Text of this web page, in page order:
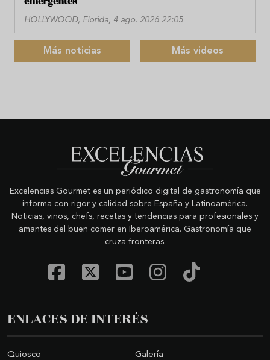
HOLLYWOOD, Florida, 4 ago. 2026 22:05
Más noticias Más videos
Excelencias Gourmet es un periódico digital de gastronomía que
informa con rigor y calidad sobre España y Latinoamérica.
Noticias, vinos, chefs, recetas y tendencias para profesionales y
amantes del buen comer en Iberoamérica. Gastronomía que
cruza fronteras.
ENLACES DE INTERÉS
Quiosco Galería